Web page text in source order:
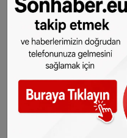
istiyordu. Ancak NSC
yasanın yasal temeli
öneriyi reddetti. Bu
hükümet krizine
müzakerelerde,
uygulanmadan
kullanılmasına karar